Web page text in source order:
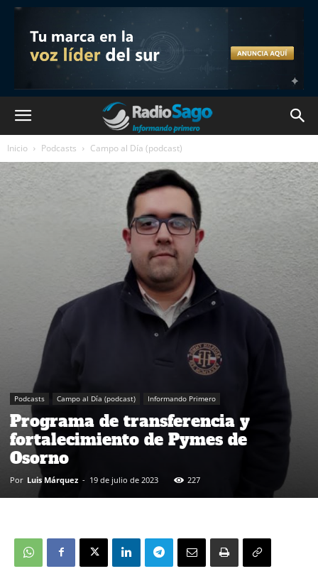
Inicio Podcasts Campo al Día (podcast)
Podcasts Campo al Día (podcast) Informando Primero
Programa de transferencia y
fortalecimiento de Pymes de
Osorno
Por Luis Márquez - 19 de julio de 2023 227